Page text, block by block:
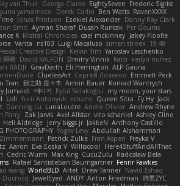
van Thull George Clarke EightySeven Frederic Sigrist
yuna yamamoto Derek Carlin Ben Watts RavenXXXX
Jonas Printzen Ezekiel Alexander Danny Ray Clark
Smit Ayman Sharaf Dusan Runtak Per Gouras
K Mistral Chronicles cael mckinney Jakey Floofle
Vanta ns103 Luigi Macaluso simen stroek 19:48
Pascal Creative Design Kelvin Yim Yaroslav Leschenko
綱嶋 David KALFON Dmitry Vinnik Katti keilyn nuñez
BADJI GrayDarth Eli Herrington ALP Gauna
CluelessArt Cергей Лозенко Emmett Peck
Tran 新之助 佐々木 Armin Bauer Konrad Wantrych
Jumaidi 에이지 Eylül Solakoğlu
my moon, your stars
Udi Yurii Antonyuk estuine Queen Sitra Fy Hy Jack
Danning Lu LunaLoutre Andre Olivier Andrew Rhyne
Parry Zak Jarvis Axel Allstar vito schaniel Ashley Cline
Heli Aldridge jerry biggs jr JakkeN Anthony Castillo
PHOTOGRAPHY Yogev Levy Abdullah Alshammari
Patrick Zulke Fran Aspen Freyka V
Aaron Eva Eoska V Williscool
Here4StuffAndAllThat
Cedric Wurm Max King CucuZulu
Radosław Bela
Rafael Santisteban Baumgartner Fenrir Fawkes
wang WorldBLD Artet Drew Tanner Navid Eshaq
Ducrocq JewelEyed ANDY Anton Friedman 時里ZYC